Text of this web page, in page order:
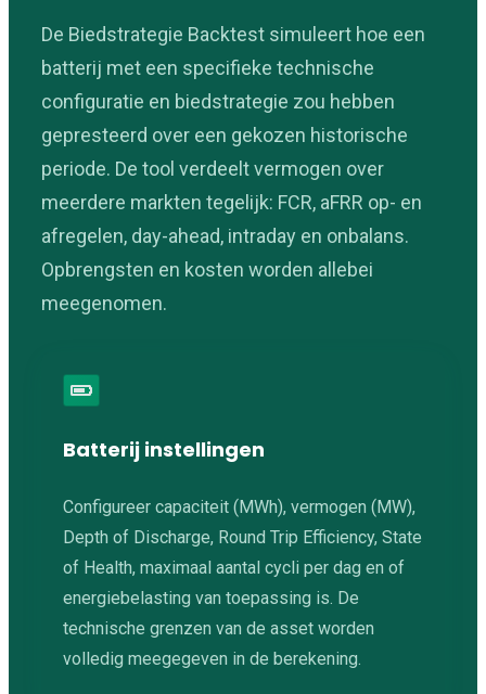
De Biedstrategie Backtest simuleert hoe een
batterij met een specifieke technische
configuratie en biedstrategie zou hebben
gepresteerd over een gekozen historische
periode. De tool verdeelt vermogen over
meerdere markten tegelijk: FCR, aFRR op- en
afregelen, day-ahead, intraday en onbalans.
Opbrengsten en kosten worden allebei
meegenomen.
Batterij instellingen
Configureer capaciteit (MWh), vermogen (MW),
Depth of Discharge, Round Trip Efficiency, State
of Health, maximaal aantal cycli per dag en of
energiebelasting van toepassing is. De
technische grenzen van de asset worden
volledig meegegeven in de berekening.